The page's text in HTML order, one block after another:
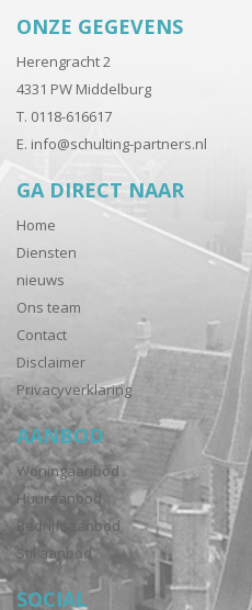
ONZE GEGEVENS
Herengracht 2
4331 PW Middelburg
T. 0118-616617
E. info@schulting-partners.nl
GA DIRECT NAAR
Home
Diensten
nieuws
Ons team
Contact
Disclaimer
Privacyverklaring
AANBOD
Woningaanbod
Huuraanbod
Bedrijfsaanbod
Stil aanbod
SOCIAL